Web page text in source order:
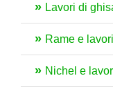
Lavori di
Rame e
Nichel e